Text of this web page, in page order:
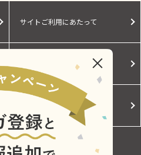
サイトご利用にあたって
ご利用規約